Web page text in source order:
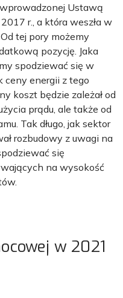
wprowadzonej Ustawą
r., a która weszła w
tej pory możemy
pozycję. Jaka
spodziewać się w
ceny energii z tego
koszt będzie zależał od
prądu, ale także od
Tak długo, jak sektor
rozbudowy z uwagi na
się
na wysokość
w 2021